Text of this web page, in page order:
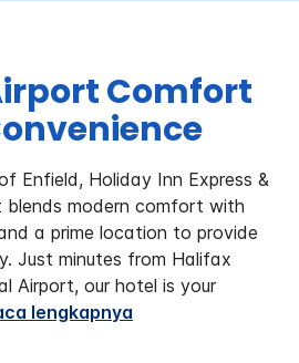
Comfort
Enfield, Holiday Inn Express &
blends modern comfort with
a prime location to provide
Just minutes from Halifax
Airport, our hotel is your
lengkapnya